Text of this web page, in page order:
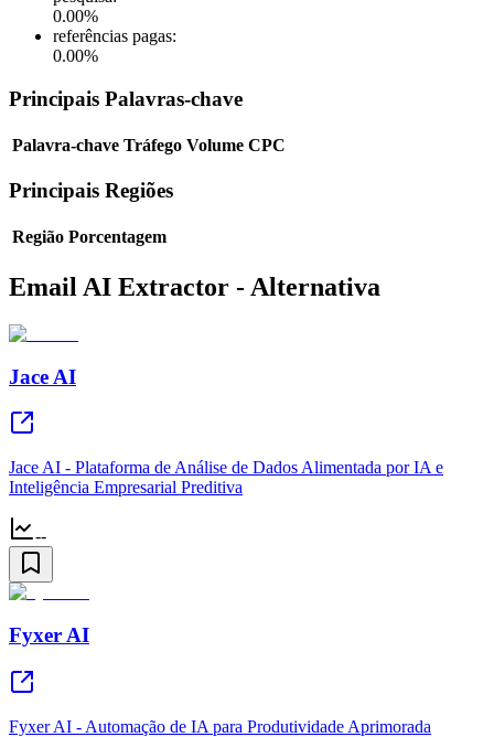
0.00%
referências pagas:
0.00%
Principais Palavras-chave
Palavra-chave Tráfego Volume CPC
Principais Regiões
Região Porcentagem
Email AI Extractor - Alternativa
Jace AI
Jace AI - Plataforma de Análise de Dados Alimentada por IA e
Inteligência Empresarial Preditiva
--
Fyxer AI
Fyxer AI - Automação de IA para Produtividade Aprimorada